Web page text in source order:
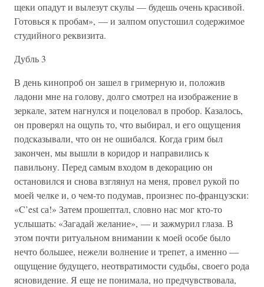
щеки опадут и вылезут скулы — будешь очень красивой.
Готовься к пробам», — и залпом опустошил содержимое
студийного реквизита.
Дубль 3
В день кинопроб он зашел в гримерную и, положив
ладони мне на голову, долго смотрел на изображение в
зеркале, затем нагнулся и поцеловал в пробор. Казалось,
он проверял на ощупь то, что выбирал, и его ощущения
подсказывали, что он не ошибался. Когда грим был
закончен, мы вышли в коридор и направились к
павильону. Перед самым входом в декорацию он
остановился и снова взглянул на меня, провел рукой по
моей челке и, о чем-то подумав, произнес по-французски:
«C’est са!» Затем прошептал, словно нас мог кто-то
услышать: «Загадай желание», — и зажмурил глаза. В
этом почти ритуальном внимании к моей особе было
нечто большее, нежели волнение и трепет, а именно —
ощущение будущего, неотвратимости судьбы, своего рода
ясновидение. Я еще не понимала, но предчувствовала,